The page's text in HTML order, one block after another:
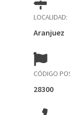
LOCALIDAD:
Aranjuez
CÓDIGO
28300